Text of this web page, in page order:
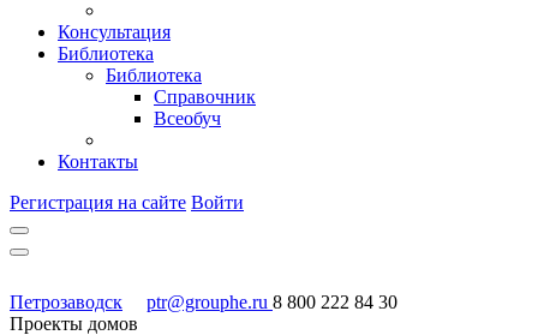
Консультация
Библиотека
Библиотека
Справочник
Всеобуч
Контакты
Регистрация на сайте Войти
Петрозаводск ptr@grouphe.ru 8 800 222 84 30
Проекты домов